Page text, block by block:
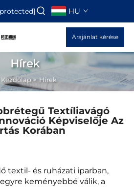
HU
Árajánlat kérése
Hírek
Kezdőlap> Hírek
Textíliavágó
Képviselője Az
Korában
textil- és ruházati iparban,
keményebbé válik, a